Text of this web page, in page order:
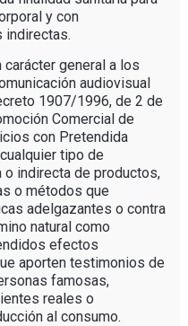
y con
indirectas.
general a los
audiovisual
1907/1996, de 2 de
Comercial de
con Pretendida
tipo de
indirecta de productos,
o métodos que
adelgazantes o contra
natural como
efectos
aporten testimonios de
famosas,
reales o
al consumo.